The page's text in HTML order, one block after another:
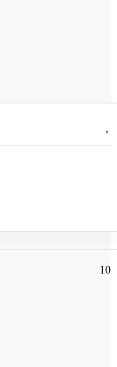
10